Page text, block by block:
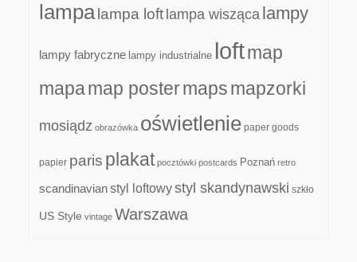
lampa lampa loft lampa wisząca lampy
lampy fabryczne lampy industrialne loftmap
mapamap postermapsmapzorki
mosiądz obrazówka oświetlenie paper goods
papier paris plakat pocztówki postcards Poznań retro
scandinavianstyl loftowystyl skandynawski szkło
US Style vintage Warszawa